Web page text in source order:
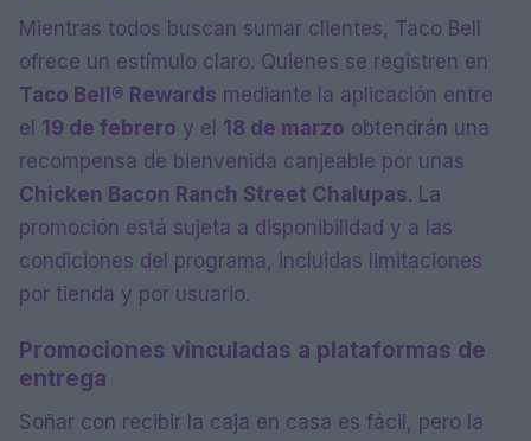
Mientras todos buscan sumar clientes, Taco Bell
ofrece un estímulo claro. Quienes se registren en
Taco Bell® Rewards mediante la aplicación entre
el 19 de febrero y el 18 de marzo obtendrán una
recompensa de bienvenida canjeable por unas
Chicken Bacon Ranch Street Chalupas. La
promoción está sujeta a disponibilidad y a las
condiciones del programa, incluidas limitaciones
por tienda y por usuario.
Promociones vinculadas a plataformas de
entrega
Soñar con recibir la caja en casa es fácil, pero la